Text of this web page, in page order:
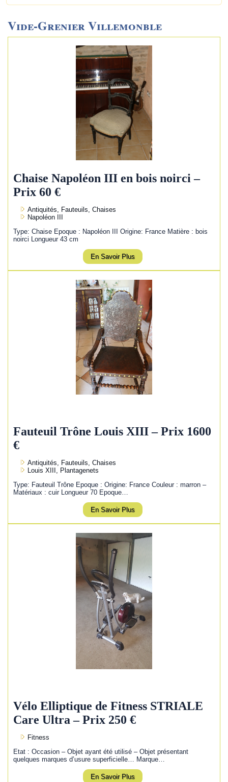
Vide-Grenier Villemonble
Chaise Napoléon III en bois noirci –
Prix 60 €
Antiquités, Fauteuils, Chaises
Napoléon III
Type: Chaise Epoque : Napoléon III Origine: France Matière : bois
noirci Longueur 43 cm
En Savoir Plus
Fauteuil Trône Louis XIII – Prix 1600
€
Antiquités, Fauteuils, Chaises
Louis XIII, Plantagenets
Type: Fauteuil Trône Epoque : Origine: France Couleur : marron –
Matériaux : cuir Longueur 70 Epoque…
En Savoir Plus
Vélo Elliptique de Fitness STRIALE
Care Ultra – Prix 250 €
Fitness
Etat : Occasion – Objet ayant été utilisé – Objet présentant
quelques marques d’usure superficielle… Marque…
En Savoir Plus